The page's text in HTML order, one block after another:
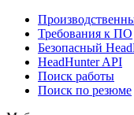
Требования к ПО
Безопасный
HeadHunter API
Поиск работы
Поиск по резюме